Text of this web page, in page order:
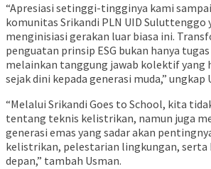
“Apresiasi setinggi-tingginya kami
komunitas Srikandi PLN UID Suluttenggo
menginisiasi gerakan luar biasa ini.
penguatan prinsip ESG bukan hanya
melainkan tanggung jawab kolektif yang
sejak dini kepada generasi muda,” ungkap
“Melalui Srikandi Goes to School, kita
tentang teknis kelistrikan, namun juga
generasi emas yang sadar akan
kelistrikan, pelestarian lingkungan, serta
depan,” tambah Usman.